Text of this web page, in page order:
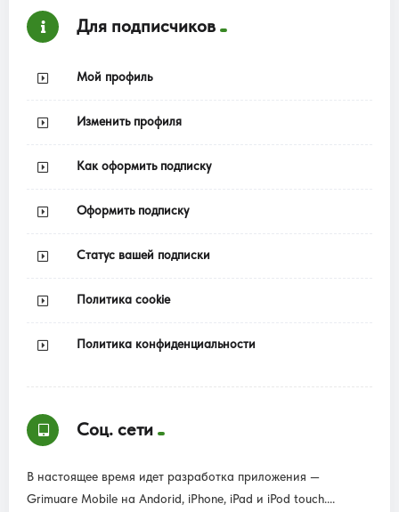
Для подписчиков
Мой профиль
Изменить профиля
Как оформить подписку
Оформить подписку
Статус вашей подписки
Политика cookie
Политика конфиденциальности
Соц. сети
В настоящее время идет разработка приложения —
Grimuare Mobile на Andorid, iPhone, iPad и iPod touch....